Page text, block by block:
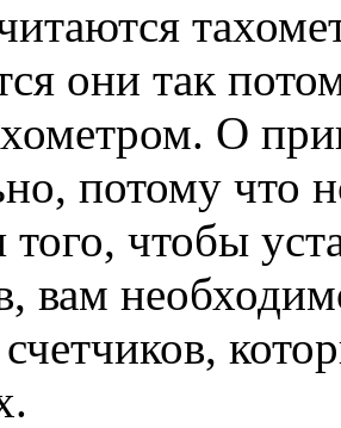
они так
О
потому что
чтобы
вам